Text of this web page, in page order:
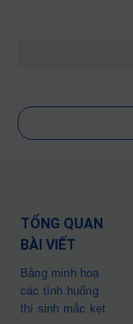
TỔNG QUAN
BÀI VIẾT
Bảng minh hoạ
các tình huống
thí sinh mắc kẹt